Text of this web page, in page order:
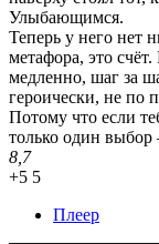
Улыбающимся.
Теперь у него нет
метафора, это
медленно, шаг за
героически, не по
Потому что если
только один
8,7
+5 5
Плеер